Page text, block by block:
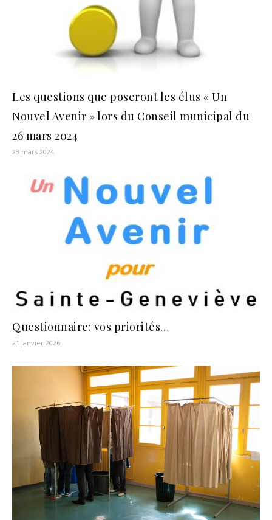
Les questions que poseront les élus « Un
Nouvel Avenir » lors du Conseil municipal du
26 mars 2024
23 mars 2024
Questionnaire: vos priorités…
21 janvier 2026